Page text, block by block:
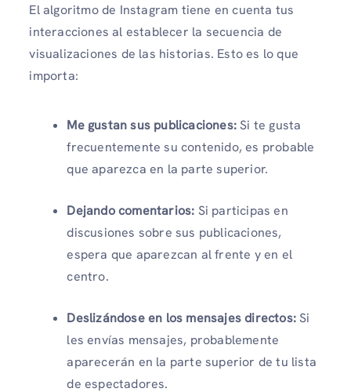
El algoritmo de Instagram tiene en cuenta tus
interacciones al establecer la secuencia de
visualizaciones de las historias. Esto es lo que
importa:
Me gustan sus publicaciones:Si te gusta
frecuentemente su contenido, es probable
que aparezca en la parte superior.
Dejando comentarios: Si participas en
discusiones sobre sus publicaciones,
espera que aparezcan al frente y en el
centro.
Deslizándose en los mensajes directos:Si
les envías mensajes, probablemente
aparecerán en la parte superior de tu lista
de espectadores.